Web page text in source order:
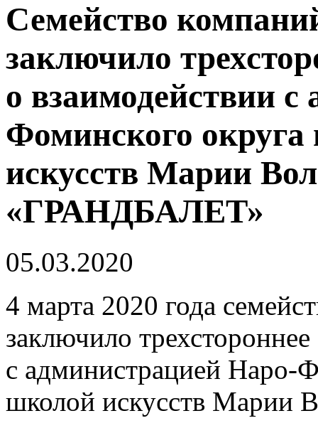
Семейство
заключило
о взаимодействии
Фоминского
искусств Марии
«ГРАНДБАЛЕТ»
05.03.2020
4 марта 2020 года
заключило
с администрацией Наро-
школой искусств